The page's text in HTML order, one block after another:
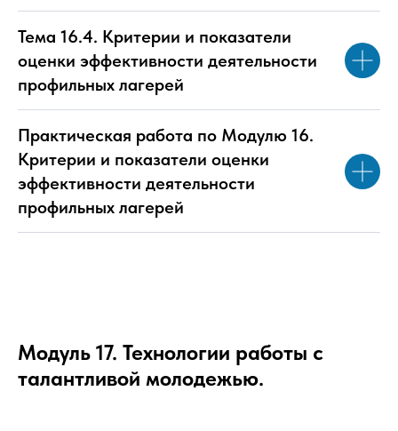
Тема 16.4. Критерии и показатели
оценки эффективности деятельности
профильных лагерей
Практическая работа по Модулю 16.
Критерии и показатели оценки
эффективности деятельности
профильных лагерей
Модуль 17. Технологии работы с
талантливой молодежью.